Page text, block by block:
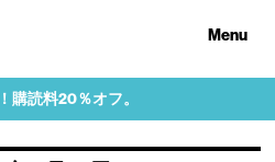
Menu
購読料20％オフ。